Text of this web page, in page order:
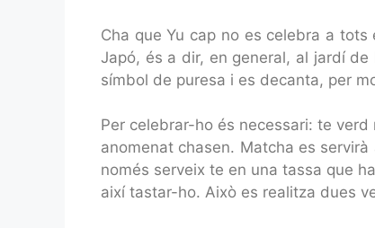
Cha que Yu cap no es celebra a
Japó, és a dir, en general, al jardí
símbol de puresa i es decanta, per
Per celebrar-ho és necessari: te
anomenat chasen. Matcha es
només serveix te en una tassa que
així tastar-ho. Això es realitza dues